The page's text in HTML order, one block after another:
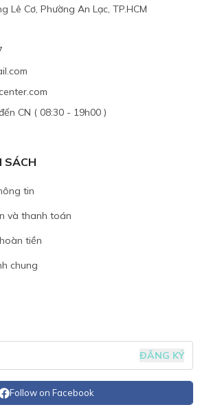
Lê Cơ, Phường An Lạc, TP.HCM
CN ( 08:30 - 19h00 )
SÁCH
tin
và thanh toán
tiền
chung
ĐĂNG KÝ
Follow on Facebook